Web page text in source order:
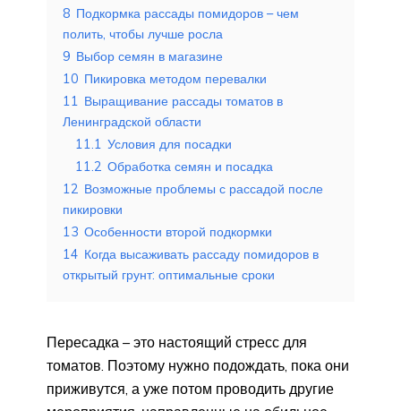
8 Подкормка рассады помидоров – чем
полить, чтобы лучше росла
9 Выбор семян в магазине
10 Пикировка методом перевалки
11 Выращивание рассады томатов в
Ленинградской области
11.1 Условия для посадки
11.2 Обработка семян и посадка
12 Возможные проблемы с рассадой после
пикировки
13 Особенности второй подкормки
14 Когда высаживать рассаду помидоров в
открытый грунт: оптимальные сроки
Пересадка – это настоящий стресс для
томатов. Поэтому нужно подождать, пока они
приживутся, а уже потом проводить другие